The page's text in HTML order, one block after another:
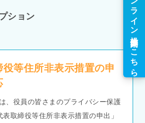
ション
役等住所非表示措置の申
、役員の皆さまのプライバシー保護
取締役等住所非表示措置の申出」